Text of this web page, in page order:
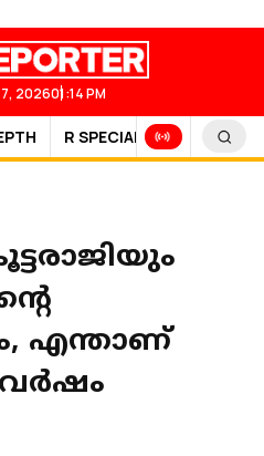
202601:14 PM
R SPECIAL SPORTS
എന്താണ്